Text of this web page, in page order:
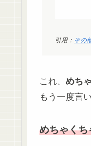
引用： その
これ、 めち
もう一度言
めちゃくち